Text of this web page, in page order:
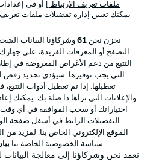
as it's meant to be
تطبيق الدوري
Official Partners
ملفات تعريف الارتباط
] أو في
يمكنك تعيين إدارة تفضيلات ملفات
نخزن نحن 61وشركاؤنا البيانات
التصفح أو المعرفات الفريدة، على
التتبع من دعم الأغراض المعروضة في إطار
التي يجب توفيرها. سيؤدي تحديد
تعطيلها. إذا تم تعطيل أدوات
والإعلانات التي تراها ذا صلة بك. يمكنك
اختياراتك أو سحب الموافقة في أي
التفضيلات الرابط في أسفل صفحة
الموقع الإلكتروني الخاص بنا. لمزيد
سياسة الخصوصية الخاصة بنا.
نعمد نحن وشركاؤنا إلى معالجة البيانات